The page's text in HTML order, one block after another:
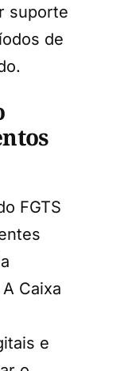
suporte
de
FGTS
Caixa
e